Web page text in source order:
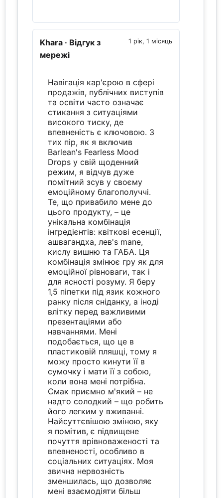
1 рік, 1 місяць
Khara · Відгук з
мережі
Навігація кар'єрою в сфері
продажів, публічних виступів
та освіти часто означає
стикання з ситуаціями
високого тиску, де
впевненість є ключовою. З
тих пір, як я включив
Barlean's Fearless Mood
Drops у свій щоденний
режим, я відчув дуже
помітний зсув у своєму
емоційному благополуччі.
Те, що привабило мене до
цього продукту, – це
унікальна комбінація
інгредієнтів: квіткові есенції,
ашвагандха, лев's mane,
кислу вишню та ГАБА. Ця
комбінація змінює гру як для
емоційної рівноваги, так і
для ясності розуму. Я беру
1,5 піпетки під язик кожного
ранку після сніданку, а іноді
влітку перед важливими
презентаціями або
навчаннями. Мені
подобається, що це в
пластиковій пляшці, тому я
можу просто кинути її в
сумочку і мати її з собою,
коли вона мені потрібна.
Смак приємно м'який – не
надто солодкий – що робить
його легким у вживанні.
Найсуттєвішою зміною, яку
я помітив, є підвищене
почуття врівноваженості та
впевненості, особливо в
соціальних ситуаціях. Моя
звична нервозність
зменшилась, що дозволяє
мені взаємодіяти більш